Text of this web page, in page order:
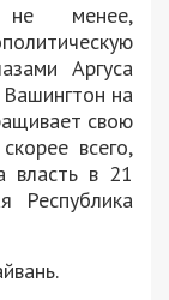
менее,
Аргуса
на
свою
всего,
власть в 21
Республика